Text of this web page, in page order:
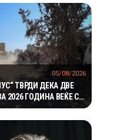
ТВРДИ ДЕКА ДВЕ
2026 ГОДИНА ВЕЌЕ СЕ
НА ТРЕТО
05/08/2026